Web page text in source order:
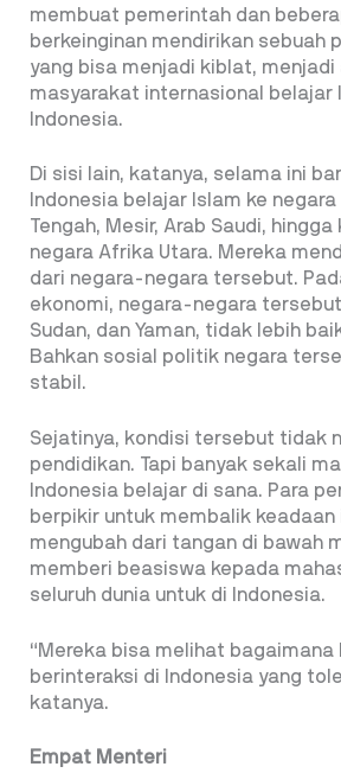
membuat pemerintah dan
berkeinginan mendirikan sebuah
yang bisa menjadi kiblat,
masyarakat internasional belajar
Indonesia.
Di sisi lain, katanya, selama ini
Indonesia belajar Islam ke
Tengah, Mesir, Arab Saudi, hingga
negara Afrika Utara. Mereka
dari negara-negara tersebut.
ekonomi, negara-negara
Sudan, dan Yaman, tidak lebih
Bahkan sosial politik negara
stabil.
Sejatinya, kondisi tersebut tidak
pendidikan. Tapi banyak sekali
Indonesia belajar di sana. Para
berpikir untuk membalik
mengubah dari tangan di bawah
memberi beasiswa kepada
seluruh dunia untuk di Indonesia.
“Mereka bisa melihat bagaimana
berinteraksi di Indonesia yang
katanya.
Empat Menteri